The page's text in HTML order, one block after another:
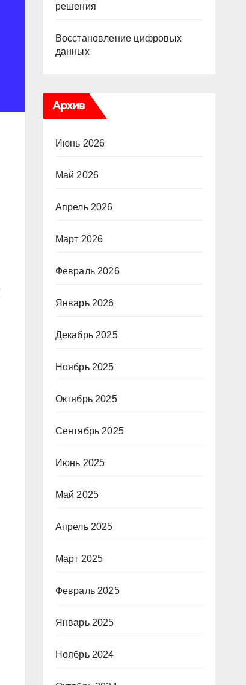
решения
Восстановление цифровых
данных
Архив
Июнь 2026
Май 2026
Апрель 2026
Март 2026
Февраль 2026
Январь 2026
Декабрь 2025
Ноябрь 2025
Октябрь 2025
Сентябрь 2025
Июнь 2025
Май 2025
Апрель 2025
Март 2025
Февраль 2025
Январь 2025
Ноябрь 2024